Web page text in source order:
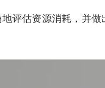
评估资源消耗，并